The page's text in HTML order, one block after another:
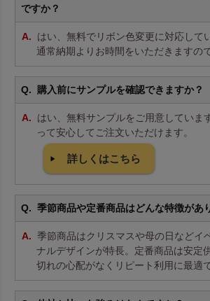
ですか？
はい、無料でリボン色変更に対応して
通常納期よりお時間をいただきますの
購入前にサンプルを確認できますか？
はい、無料サンプルをご用意していま
って安心してご注文いただけます。
詳しくはこちら
季節商品や定番商品はどんな特徴があ
季節商品はクリスマスや母の日などイ
ナルデザインが特長。定番商品は安定
切れの心配がなくリピート利用に最適で